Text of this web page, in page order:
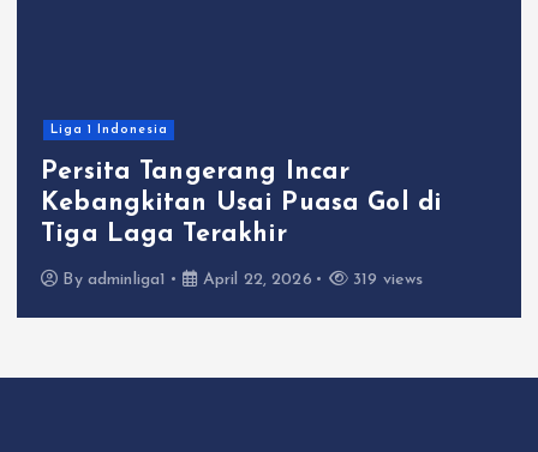
Liga 1 Indonesia
Persita Tangerang Incar
Kebangkitan Usai Puasa Gol di
Tiga Laga Terakhir
By adminliga1 April 22, 2026 319 views